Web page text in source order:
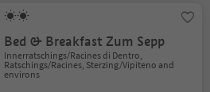
Bed & Breakfast Zum Sepp
Innerratschings/Racines di Dentro,
Ratschings/Racines, Sterzing/Vipiteno and
environs